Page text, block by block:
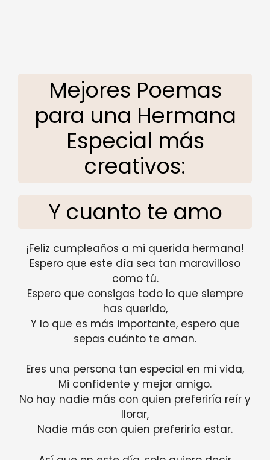
Mejores Poemas
para una Hermana
Especial más
creativos:
Y cuanto te amo
¡Feliz cumpleaños a mi querida hermana!
Espero que este día sea tan maravilloso
como tú.
Espero que consigas todo lo que siempre
has querido,
Y lo que es más importante, espero que
sepas cuánto te aman.
Eres una persona tan especial en mi vida,
Mi confidente y mejor amigo.
No hay nadie más con quien preferiría reír y
llorar,
Nadie más con quien preferiría estar.